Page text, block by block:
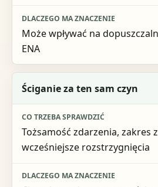
Może wpływać na
ENA
Ściganie za ten sam czyn
Tożsamość zdarzenia, zakres
wcześniejsze rozstrzygnięcia